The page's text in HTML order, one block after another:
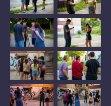
No Caption No Caption
No Caption No Caption
No Caption No Caption